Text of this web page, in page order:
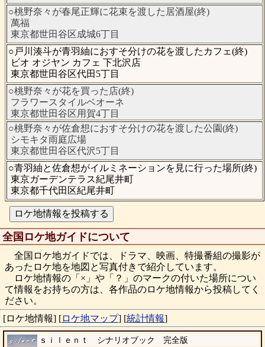
○桃野奈々が春尾正輝に花束を渡した居酒屋(終)
萬福
東京都世田谷区成城6丁目
○戸川湊斗が青羽紬におすそ分けの花を渡したカフェ(終)
ビオ オジヤン カフェ 下北沢店
東京都世田谷区代田5丁目
○桃野奈々が花を買った店(終)
フラワースタイルベオーネ
東京都世田谷区用賀4丁目
○桃野奈々が佐倉想におすそ分けの花を渡した公園(終)
シモキタ雨庭広場
東京都世田谷区代沢5丁目
○青羽紬と佐倉想がイルミネーションを見に行った場所(終)
東京ガーデンテラス紀尾井町
東京都千代田区紀尾井町
全国ロケ地ガイドについて
全国ロケ地ガイドでは、ドラマ、映画、特撮番組の撮影が
あったロケ地を地図と写真付きで紹介しています。
ロケ地情報の「×」や「？」のマークの付いた場所につい
て情報をお持ちの方は、各作品のロケ地情報から投稿してく
ださい。
[ロケ地情報] [ロケ地マップ] [統計情報]
ｓｉｌｅｎｔ シナリオブック 完全版